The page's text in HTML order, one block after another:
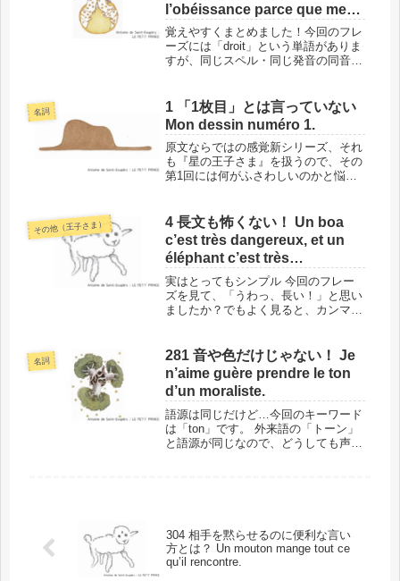
l’obéissance parce que mes
ordres sont raisonnables.
覚えやすくまとめました！今回のフレ
ーズには「droit」という単語がありま
すが、同じスペル・同じ発音の同音異
殊な意味を持つ言葉もあります。3種
類を日本語の意味ごとに整理する...
名詞
1 「1枚目」とは言っていない
Mon dessin numéro 1.
原文ならではの感覚新シリーズ、それ
も『星の王子さま』を扱うので、その
第1回には何がふさわしいのかと悩み
す。簡単な単語がたったの3つ、プラ
ス数字の1だけで、...
その他（王子さま）
4 長文も怖くない！ Un boa
c’est très dangereux, et un
éléphant c’est très
encombrant.
実はとってもシンプル 今回のフレー
ズを見て、「うわっ、長い！」と思い
ましたか？でもよく見ると、カンマで
ンプルなフレーズであることがわかり
ます。このフレーズの場所と背景 今
回...
名詞
281 音や色だけじゃない！ Je
n’aime guère prendre le ton
d’un moraliste.
語源は同じだけど…今回のキーワード
は「ton」です。 外来語の「トーン」
と語源が同じなので、どうしても声な
304 相手を黙らせるのに便利な言い
方とは？ Un mouton mange tout ce
qu’il rencontre.